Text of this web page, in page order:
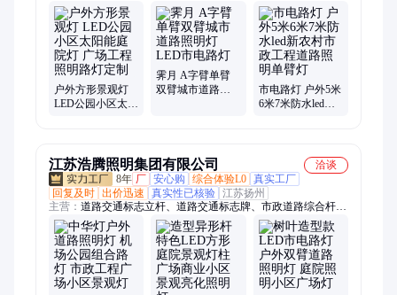
杆灯、景观灯、庭院灯、市政路灯、路灯杆、监控杆
户外方形景观灯
LED公园小区太阳
霁月 A字臂单臂
双臂城市道路照
市电路灯 户外5米
6米7米防水led新
江苏浩腾照明集团有限公司
洽谈
8年 厂 安心购 综合体验L0 真实工厂
回复及时 出价迅速 真实性已核验 江苏扬州
主营： 道路交通标志立杆、道路交通标志牌、市政道路综合杆、
足球场高杆灯、红绿灯信号灯杆定制、交通信号灯杆、城市道路
路灯杆、市政工程路灯、市政广场景观灯、电子监控立杆、八角
监控立杆